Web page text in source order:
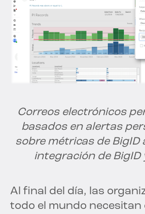
Correos electrónicos
basados en alertas
sobre métricas de BigID
integración de BigID
Al final del día, las
todo el mundo necesitan